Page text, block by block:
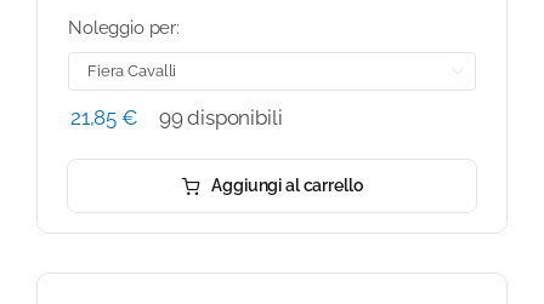
Noleggio per:
21,85 € 99 disponibili
Aggiungi al carrello